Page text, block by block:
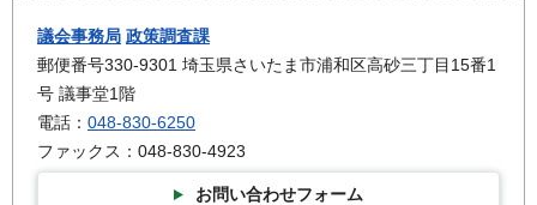
議会事務局 政策調査課
郵便番号330-9301 埼玉県さいたま市浦和区高砂三丁目15番1
号 議事堂1階
電話： 048-830-6250
ファックス：048-830-4923
お問い合わせフォーム